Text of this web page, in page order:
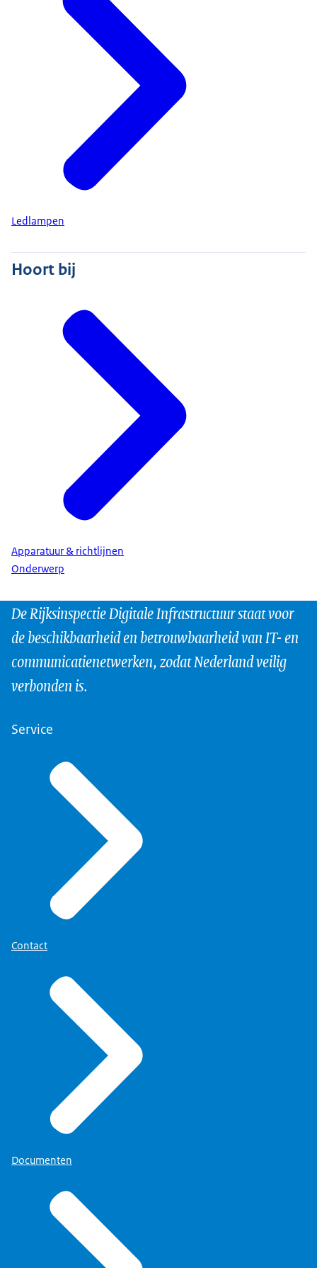
Ledlampen
Hoort bij
Apparatuur & richtlijnen
Onderwerp
De Rijksinspectie Digitale Infrastructuur staat voor
de beschikbaarheid en betrouwbaarheid van IT- en
communicatienetwerken, zodat Nederland veilig
verbonden is.
Service
Contact
Documenten